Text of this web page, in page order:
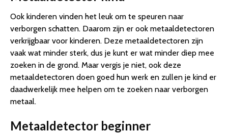
Ook kinderen vinden het leuk om te speuren naar
verborgen schatten. Daarom zijn er ook metaaldetectoren
verkrijgbaar voor kinderen. Deze metaaldetectoren zijn
vaak wat minder sterk, dus je kunt er wat minder diep mee
zoeken in de grond. Maar vergis je niet, ook deze
metaaldetectoren doen goed hun werk en zullen je kind er
daadwerkelijk mee helpen om te zoeken naar verborgen
metaal.
Metaaldetector beginner